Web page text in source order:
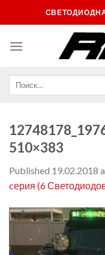
to
510×383
Published 19.02.2018
cерия (6